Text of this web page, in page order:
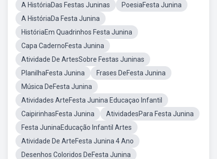
A HistóriaDas Festas Juninas
PoesiaFesta Junina
A HistóriaDa Festa Junina
HistóriaEm Quadrinhos Festa Junina
Capa CadernoFesta Junina
Atividade De ArtesSobre Festas Juninas
PlanilhaFesta Junina
Frases DeFesta Junina
Música DeFesta Junina
Atividades ArteFesta Junina Educaçao Infantil
CaipirinhasFesta Junina
AtividadesPara Festa Junina
Festa JuninaEducação Infantil Artes
Atividade De ArteFesta Junina 4 Ano
Desenhos Coloridos DeFesta Junina